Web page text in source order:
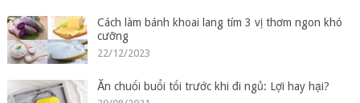
Cách làm bánh khoai lang tím 3 vị thơm ngon khó
cưỡng
22/12/2023
Ăn chuối buổi tối trước khi đi ngủ: Lợi hay hại?